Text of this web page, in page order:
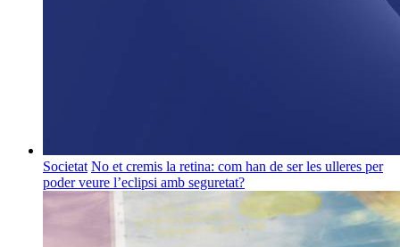
Societat No et cremis la retina: com han de ser les ulleres per
poder veure l’eclipsi amb seguretat?